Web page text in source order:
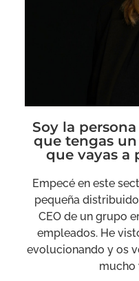
Soy la
que tengas
que vayas a
Empecé en este
pequeña
CEO de un grupo
empleados. He
evolucionando y os
mucho